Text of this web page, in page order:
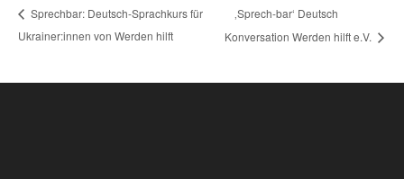
Sprechbar: Deutsch-Sprachkurs für
Ukrainer:innen von Werden hilft
‚Sprech-bar‘ Deutsch
Konversation Werden hilft e.V.